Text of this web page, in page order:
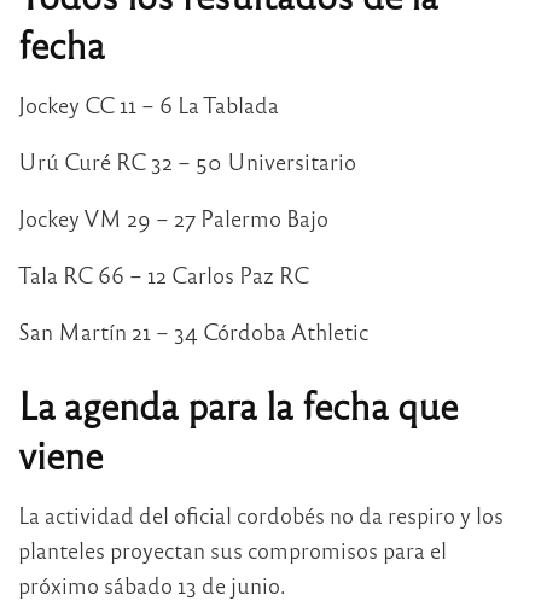
fecha
Jockey CC 11 – 6 La Tablada
Urú Curé RC 32 – 50 Universitario
Jockey VM 29 – 27 Palermo Bajo
Tala RC 66 – 12 Carlos Paz RC
San Martín 21 – 34 Córdoba Athletic
La agenda para la fecha que
viene
La actividad del oficial cordobés no da respiro y los
planteles proyectan sus compromisos para el
próximo sábado 13 de junio.